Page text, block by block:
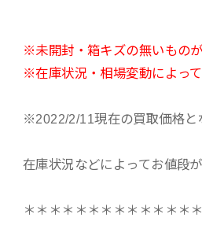
※未開封・箱キズの無いもの
※在庫状況・相場変動によっ
※2022/2/11現在の買取価格と
在庫状況などによってお値段
＊＊＊＊＊＊＊＊＊＊＊＊＊